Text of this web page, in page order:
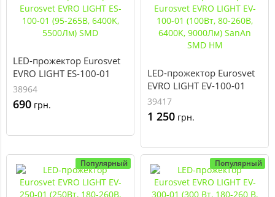
LED-прожектор Eurosvet
EVRO LIGHT ES-100-01
(95-265В, 6400K, 5500Лм)
SMD
38964
690 грн.
LED-прожектор Eurosvet
EVRO LIGHT EV-100-01
(100Вт, 80-260В, 6400K,
9000Лм) SanAn SMD НМ
39417
1 250 грн.
Популярный Популярный